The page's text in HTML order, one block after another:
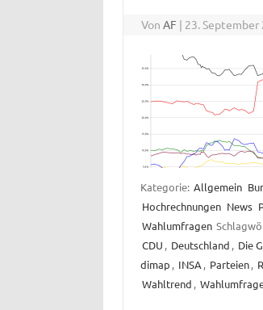
VonAF | 23. September
Kategorie: Allgemein
Hochrechnungen News
Wahlumfragen
CDU , Deutschland , Die
dimap , INSA , Parteien,
Wahltrend ,